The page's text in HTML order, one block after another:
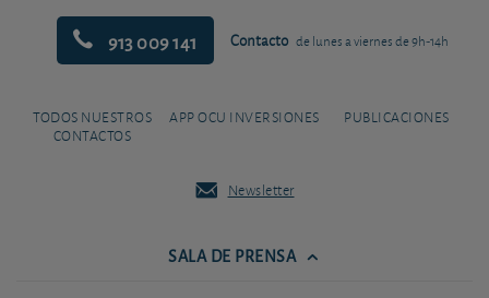
913 009 141 Contacto de lunes a viernes de 9h-14h
TODOS NUESTROS
CONTACTOS
APP OCU INVERSIONES PUBLICACIONES
Newsletter
SALA DE PRENSA